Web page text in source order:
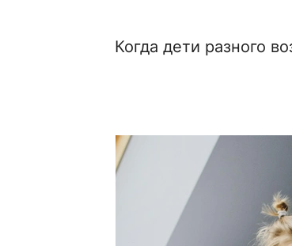
Когда дети разного